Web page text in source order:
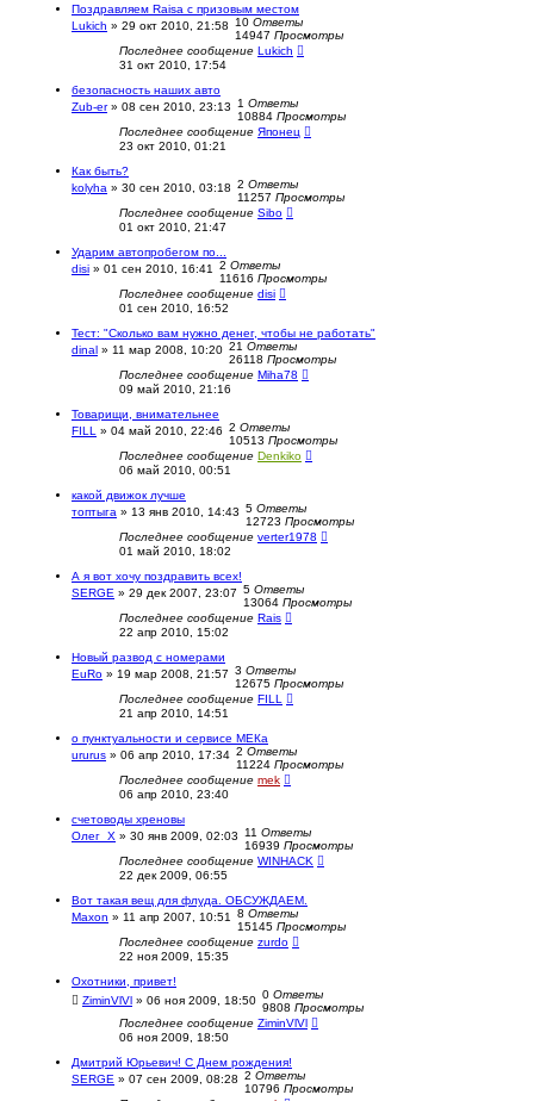
Поздравляем Raisa c призовым местом
Lukich » 29 окт 2010, 21:58 10 Ответы
14947 Просмотры
Последнее сообщение Lukich
31 окт 2010, 17:54
безопасность наших авто
Zub-er» 08 сен 2010, 23:13 1 Ответы
10884 Просмотры
Последнее сообщение Японец
23 окт 2010, 01:21
Как быть?
kolyha » 30 сен 2010, 03:18 2 Ответы
11257 Просмотры
Последнее сообщение Sibo
01 окт 2010, 21:47
Ударим автопробегом по...
disi » 01 сен 2010, 16:41 2 Ответы
11616 Просмотры
Последнее сообщение disi
01 сен 2010, 16:52
Тест: "Сколько вам нужно денег, чтобы не работать"
dinal » 11 мар 2008, 10:20 21 Ответы
26118 Просмотры
Последнее сообщение Miha78
09 май 2010, 21:16
Товарищи, внимательнее
FILL
» 04 май 2010, 22:46 2 Ответы
10513 Просмотры
Последнее сообщение Denkiko
06 май 2010, 00:51
какой движок лучше
топтыга » 13 янв 2010, 14:43 5 Ответы
12723 Просмотры
Последнее сообщение verter1978
01 май 2010, 18:02
А я вот хочу поздравить всех!
SERGE » 29 дек 2007, 23:07 5 Ответы
13064 Просмотры
Последнее сообщение Rais
22 апр 2010, 15:02
Новый развод с номерами
EuRo » 19 мар 2008, 21:57 3 Ответы
12675 Просмотры
Последнее сообщение FILL
21 апр 2010, 14:51
о пунктуальности и сервисе МЕКа
ururus » 06 апр 2010, 17:34 2 Ответы
11224 Просмотры
Последнее сообщение mek
06 апр 2010, 23:40
счетоводы хреновы
Олег_Х » 30 янв 2009, 02:03 11 Ответы
16939 Просмотры
Последнее сообщение WINHACK
22 дек 2009, 06:55
Вот такая вещ для флуда. ОБСУЖДАЕМ.
Maxon » 11 апр 2007, 10:51 8 Ответы
15145 Просмотры
Последнее сообщение zurdo
22 ноя 2009, 15:35
Охотники, привет!
ZiminVlVl » 06 ноя 2009, 18:50 0 Ответы
9808 Просмотры
Последнее сообщение ZiminVlVl
06 ноя 2009, 18:50
Дмитрий Юрьевич! С Днем рождения!
SERGE » 07 сен 2009, 08:28 2 Ответы
10796 Просмотры